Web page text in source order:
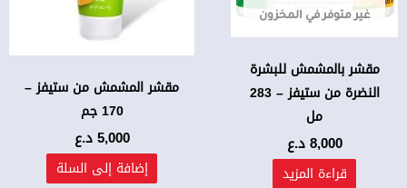
غير متوفر في المخزون
مقشر بالمشمش للبشرة
النضرة من ستيفز – 283
مل
8,000د.ع
قراءة المزيد
مقشر المشمش من ستيفز –
170 جم
5,000د.ع
إضافة إلى السلة